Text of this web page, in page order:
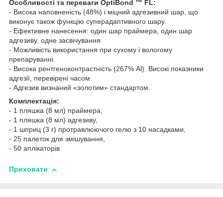
Особливості та переваги OptiBond ™ FL:
- Висока наповненість (48%) і міцний адгезивний шар, що
виконує також функцію суперадаптивного шару.
- Ефективне нанесення: один шар праймера, один шар
адгезиву, одне засвічування.
- Можливість використання при сухому і вологому
препаруванні.
- Висока рентгеноконтрастність (267% Al). Високі показники
адгезії, перевірені часом.
- Адгезив визнаний «золотим» стандартом.
Комплектація:
- 1 пляшка (8 мл) праймера,
- 1 пляшка (8 мл) адгезиву,
- 1 шприц (3 г) протравлюючого гелю з 10 насадками,
- 25 палеток для змішування,
- 50 аплікаторів
Приховати